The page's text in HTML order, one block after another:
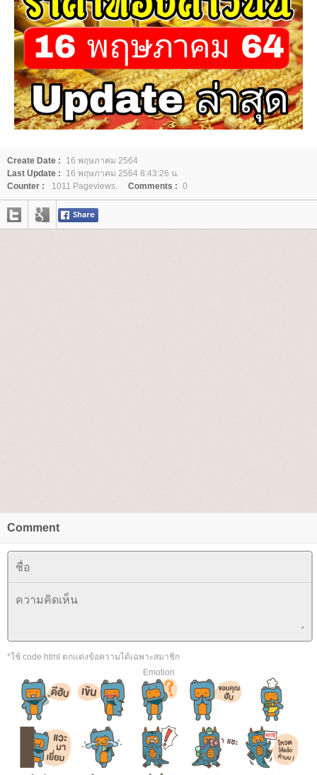
Create Date :
16 พฤษภาคม 2564
Last Update :
16 พฤษภาคม 2564 8:43:26 น.
Counter :
1011 Pageviews. Comments : 0
Comment
*ใช้ code html ตกแต่งข้อความได้เฉพาะสมาชิก
Emotion